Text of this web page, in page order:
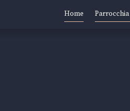
Home Parrocchia